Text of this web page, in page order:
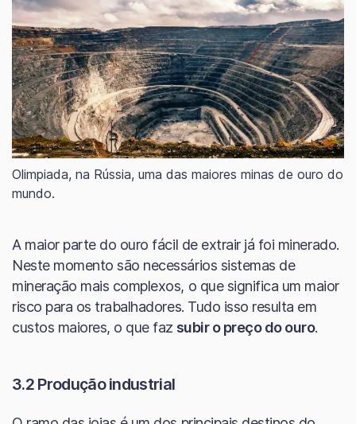
Olimpiada, na Rússia, uma das maiores minas de ouro do
mundo.
A maior parte do ouro fácil de extrair já foi minerado.
Neste momento são necessários sistemas de
mineração mais complexos, o que significa um maior
risco para os trabalhadores. Tudo isso resulta em
custos maiores, o que faz subir o preço do ouro.
3.2 Produção industrial